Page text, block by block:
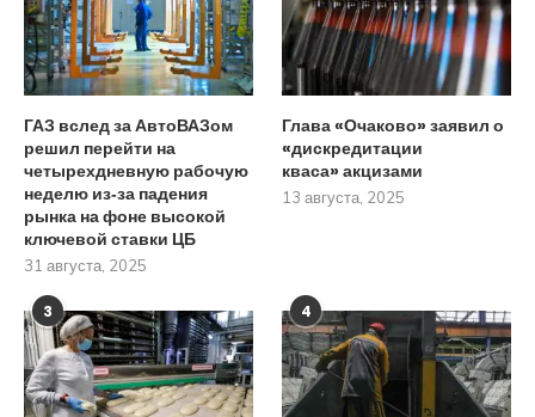
ГАЗ вслед за АвтоВАЗом
решил перейти на
четырехдневную рабочую
неделю из‑за падения
рынка на фоне высокой
ключевой ставки ЦБ
31 августа, 2025
Глава «Очаково» заявил о
«дискредитации
кваса» акцизами
13 августа, 2025
3 4